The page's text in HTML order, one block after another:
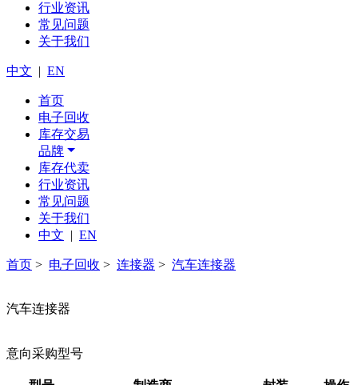
行业资讯
常见问题
关于我们
中文 | EN
首页
电子回收
库存交易
品牌
库存代卖
行业资讯
常见问题
关于我们
中文 | EN
首页 > 电子回收 > 连接器 > 汽车连接器
汽车连接器
意向采购型号